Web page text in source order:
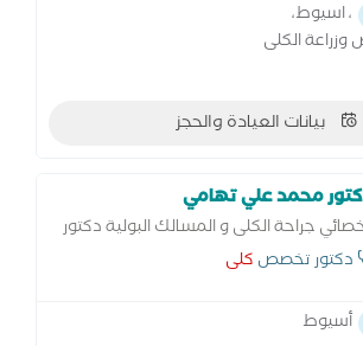
، اسيوط،
الكلى
بيانات العيادة والحجز
محمد علي تهامي
جراحة الكلى و المسالك البولية دكتور
متخصص في استئصال البروستاتا عبر
- الغسيل البريتوني - علاج الاستسقاء -
دكتور تخصص كلى
أسيوط